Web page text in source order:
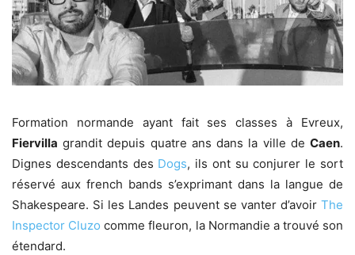
Formation normande ayant fait ses classes à Evreux,
Fiervilla grandit depuis quatre ans dans la ville de Caen.
Dignes descendants des Dogs, ils ont su conjurer le sort
réservé aux french bands s’exprimant dans la langue de
Shakespeare. Si les Landes peuvent se vanter d’avoir The
Inspector Cluzo comme fleuron, la Normandie a trouvé son
étendard.